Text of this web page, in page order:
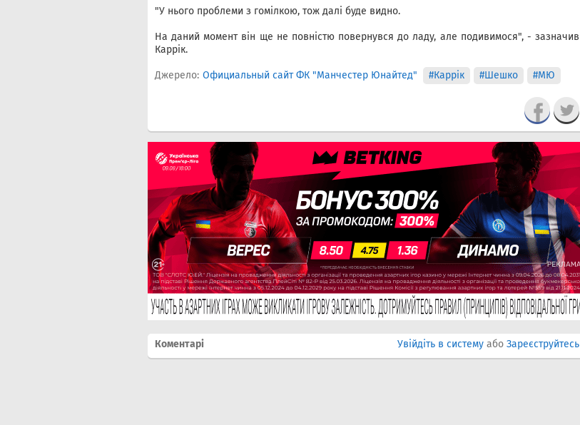
"У нього проблеми з гомілкою, тож далі буде видно.
На даний момент він ще не повністю повернувся до ладу, але подивимося", - зазначив
Каррік.
Джерело: Официальный сайт ФК "Манчестер Юнайтед" #Каррік #Шешко #МЮ
Коментарі Увійдіть в систему або Зареєструйтесь